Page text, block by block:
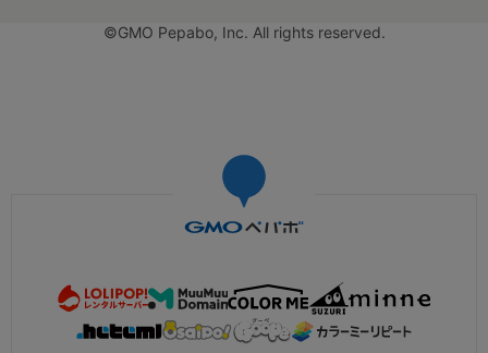
©GMO Pepabo, Inc. All rights reserved.